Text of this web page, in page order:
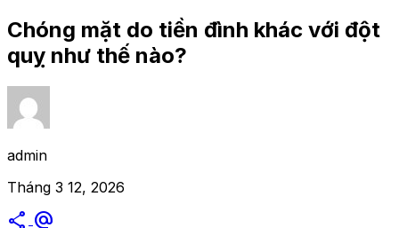
Chóng mặt do tiền đình khác với đột
quỵ như thế nào?
admin
Tháng 3 12, 2026
share alternate_email